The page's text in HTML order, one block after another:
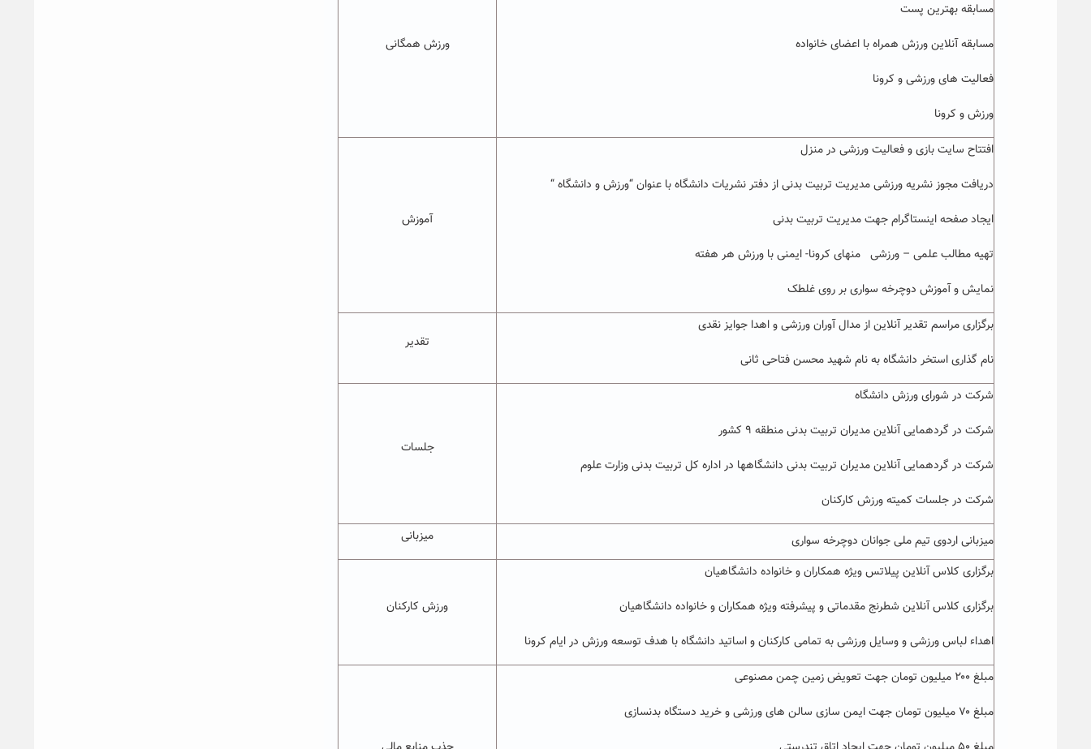
مسابقه بهترین پست
مسابقه آنلاین ورزش همراه با اعضای خانواده
فعالیت های ورزشی و کرونا
ورزش و کرونا
ورزش همگانی
افتتاح سایت بازی و فعالیت ورزشی در منزل
دریافت مجوز نشریه ورزشی مدیریت تربیت بدنی از دفتر نشریات دانشگاه با عنوان “ورزش و دانشگاه “
ایجاد صفحه اینستاگرام جهت مدیریت تربیت بدنی
تهیه مطالب علمی – ورزشی منهای کرونا- ایمنی با ورزش هر هفته
نمایش و آموزش دوچرخه سواری بر روی غلطک
آموزش
برگزاری مراسم تقدیر آنلاین از مدال آوران ورزشی و اهدا جوایز نقدی
نام گذاری استخر دانشگاه به نام شهید محسن فتاحی ثانی
تقدیر
شرکت در شورای ورزش دانشگاه
شرکت در گردهمایی آنلاین مدیران تربیت بدنی منطقه ۹ کشور
شرکت در گردهمایی آنلاین مدیران تربیت بدنی دانشگاهها در اداره کل تربیت بدنی وزارت علوم
شرکت در جلسات کمیته ورزش کارکنان
جلسات
میزبانی اردوی تیم ملی جوانان دوچرخه سواری
میزبانی
برگزاری کلاس آنلاین پیلاتس ویژه همکاران و خانواده دانشگاهیان
برگزاری کلاس آنلاین شطرنج مقدماتی و پیشرفته ویژه همکاران و خانواده دانشگاهیان
اهداء لباس ورزشی و وسایل ورزشی به تمامی کارکنان و اساتید دانشگاه با هدف توسعه ورزش در ایام کرونا
ورزش کارکنان
مبلغ ۲۰۰ میلیون تومان جهت تعویض زمین چمن مصنوعی
مبلغ ۷۰ میلیون تومان جهت ایمن سازی سالن های ورزشی و خرید دستگاه بدنسازی